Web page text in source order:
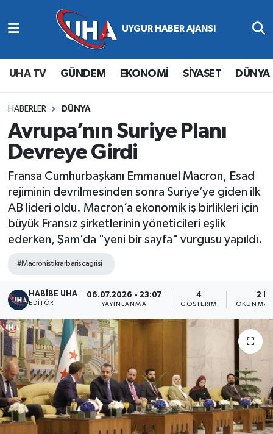
UHA TV GÜNDEM EKONOMİ SİYASET DÜNYA
HABERLER DÜNYA
Avrupa’nın Suriye Planı
Devreye Girdi
Fransa Cumhurbaşkanı Emmanuel Macron, Esad
rejiminin devrilmesinden sonra Suriye’ye giden ilk
AB lideri oldu. Macron’a ekonomik iş birlikleri için
büyük Fransız şirketlerinin yöneticileri eşlik
ederken, Şam’da "yeni bir sayfa" vurgusu yapıldı.
#Macronistikrarbariscagrisi
HABİBE UHA
EDITÖR
06.07.2026 - 23:07
YAYINLANMA
4
GÖSTERIM
2
OKUNMA
Abone Ol
Gündem
Ekonomi
Magazin
Siyaset
Spor
Yaşam
Nöbetçi Eczaneler
Hava Durumu
Namaz Vakitleri
Trafik Durumu
Süper Lig Puan Durumu ve Fikstür
Tüm Manşetler
Son Dakika Haberleri
Haber Arşivi